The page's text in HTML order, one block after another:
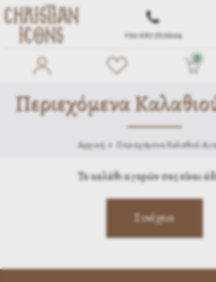
+30 697 7572104
0
Περιεχόμενα
Αρχική Περιεχόμενα Καλαθιού
Το καλάθι αγορών σας είναι